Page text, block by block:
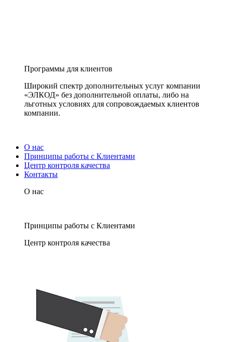
Программы для клиентов
Широкий спектр дополнительных услуг компании
«ЭЛКОД» без дополнительной оплаты, либо на
льготных условиях для сопровождаемых клиентов
компании.
О нас
Принципы работы с Клиентами
Центр контроля качества
Контакты
О нас
Принципы работы с Клиентами
Центр контроля качества